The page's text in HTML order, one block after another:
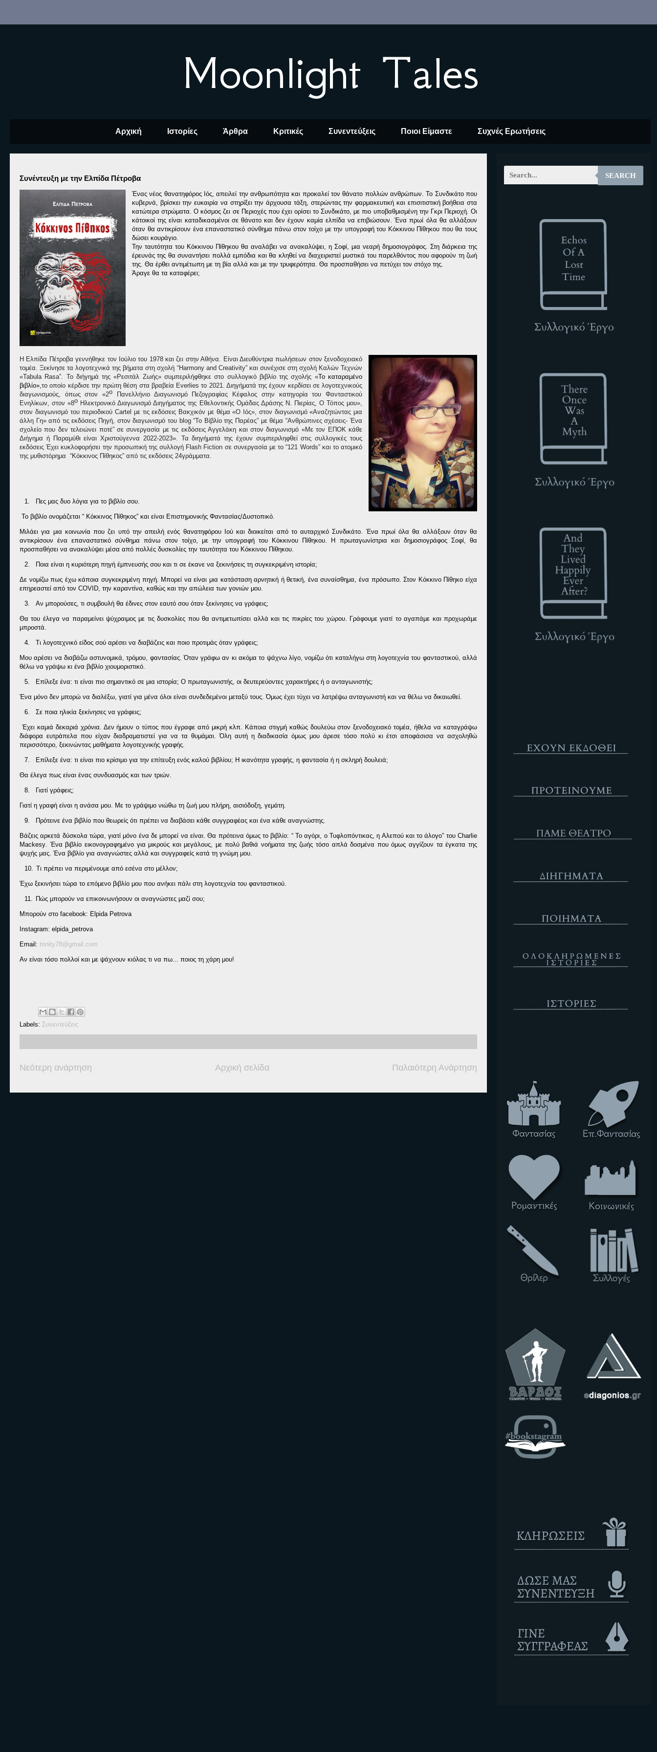
Moonlight Tales
Αρχική Ιστορίες Άρθρα Κριτικές Συνεντεύξεις Ποιοι Είμαστε Συχνές Ερωτήσεις
Συνέντευξη με την Ελπίδα Πέτροβα
Ένας νέος θανατηφόρος Ιός, απειλεί την ανθρωπότητα και προκαλεί τον θάνατο πολλών ανθρώπων. Το Συνδικάτο που
κυβερνά, βρίσκει την ευκαιρία να στηρίξει την άρχουσα τάξη, στερώντας την φαρμακευτική και επισιτιστική βοήθεια στα
κατώτερα στρώματα. Ο κόσμος ζει σε Περιοχές που έχει ορίσει το Συνδικάτο, με πιο υποβαθμισμένη την Γκρι Περιοχή. Οι
κάτοικοί της είναι καταδικασμένοι σε θάνατο και δεν έχουν καμία ελπίδα να επιβιώσουν. Ένα πρωί όλα θα αλλάξουν
όταν θα αντικρίσουν ένα επαναστατικό σύνθημα πάνω στον τοίχο με την υπογραφή του Κόκκινου Πίθηκου που θα τους
δώσει κουράγιο.
Την ταυτότητα του Κόκκινου Πίθηκου θα αναλάβει να ανακαλύψει, η Σοφί, μια νεαρή δημοσιογράφος. Στη διάρκεια της
έρευνάς της θα συναντήσει πολλά εμπόδια και θα κληθεί να διαχειριστεί μυστικά του παρελθόντος που αφορούν τη ζωή
της. Θα έρθει αντιμέτωπη με τη βία αλλά και με την τρυφερότητα. Θα προσπαθήσει να πετύχει τον στόχο της.
Άραγε θα τα καταφέρει;
Η Ελπίδα Πέτροβα γεννήθηκε τον Ιούλιο του 1978 και ζει στην Αθήνα. Είναι Διευθύντρια πωλήσεων στον ξενοδοχειακό
τομέα. Ξεκίνησε τα λογοτεχνικά της βήματα στη σχολή “Harmony and Creativity” και συνέχισε στη σχολή Καλών Τεχνών
«Tabula Rasa”. Το διήγημά της «Ρεσιτάλ Ζωής» συμπεριλήφθηκε στο συλλογικό βιβλίο της σχολής «Το καταραμένο
βιβλίο»,το οποίο κέρδισε την πρώτη θέση στα βραβεία Everliesτο 2021. Διηγήματά της έχουν κερδίσει σε λογοτεχνικούς
διαγωνισμούς, όπως στον «2ο
Πανελλήνιο Διαγωνισμό Πεζογραφίας Κέφαλος στην κατηγορία του Φανταστικού
Ενηλίκων, στον «8ο Ηλεκτρονικό Διαγωνισμό Διηγήματος της Εθελοντικής Ομάδας Δράσης Ν. Πιερίας, Ο Τόπος μου»,
στον διαγωνισμό του περιοδικού Cartel με τις εκδόσεις Βακχικόν με θέμα «O I ός», στον διαγωνισμό «Αναζητώντας μια
άλλη Γη» από τις εκδόσεις Πηγή, στον διαγωνισμό του blog“Το Βίβλίο της Παρέας” με θέμα “Ανθρώπινες σχέσεις- Ένα
σχολείο που δεν τελειώνει ποτέ” σε συνεργασία με τις εκδόσεις Αγγελάκη και στον διαγωνισμό «Με τον ΕΠΟΚ κάθε
Διήγημα ή Παραμύθι είναι Χριστούγεννα 2022-2023». Τα διηγήματά της έχουν συμπεριληφθεί στις συλλογικές τους
εκδόσεις Έχει κυκλοφορήσει την προσωπική της συλλογή Flash Fiction σε συνεργασία με το “121 Words” και το ατομικό
της μυθιστόρημα “Κόκκινος Πίθηκος” από τις εκδόσεις 24γράμματα.
1. Πες μας δυο λόγια για το βιβλίο σου.
Το βιβλίο ονομάζεται “ Κόκκινος Πίθηκος” και είναι Επιστημονικής Φαντασίας/Δυστοπικό.
Μιλάει για μια κοινωνία που ζει υπό την απειλή ενός θανατηφόρου Ιού και διοικείται από το αυταρχικό Συνδικάτο. Ένα πρωί όλα θα αλλάξουν όταν θα
αντικρίσουν ένα επαναστατικό σύνθημα πάνω στον τοίχο, με την υπογραφή του Κόκκινου Πίθηκου. Η πρωταγωνίστρια και δημοσιογράφος Σοφί, θα
προσπαθήσει να ανακαλύψει μέσα από πολλές δυσκολίες την ταυτότητα του Κόκκινου Πίθηκου.
2. Ποια είναι η κυριότερη πηγή έμπνευσής σου και τι σε έκανε να ξεκινήσεις τη συγκεκριμένη ιστορία;
Δε νομίζω πως έχω κάποια συγκεκριμένη πηγή. Μπορεί να είναι μια κατάσταση αρνητική ή θετική, ένα συναίσθημα, ένα πρόσωπο. Στον Κόκκινο Πίθηκο είχα
επηρεαστεί από τον COVID, την καραντίνα, καθώς και την απώλεια των γονιών μου.
3. Αν μπορούσες, τι συμβουλή θα έδινες στον εαυτό σου όταν ξεκίνησες να γράφεις;
Θα του έλεγα να παραμείνει ψύχραιμος με τις δυσκολίες που θα αντιμετωπίσει αλλά και τις πικρίες του χώρου. Γράφουμε γιατί το αγαπάμε και προχωράμε
μπροστά.
4. Τι λογοτεχνικό είδος σού αρέσει να διαβάζεις και ποιο προτιμάς όταν γράφεις;
Μου αρέσει να διαβάζω αστυνομικά, τρόμου, φαντασίας. Όταν γράφω αν κι ακόμα το ψάχνω λίγο, νομίζω ότι καταλήγω στη λογοτεχνία του φανταστικού, αλλά
θέλω να γράψω κι ένα βιβλίο χιουμοριστικό.
5. Επίλεξε ένα: τι είναι πιο σημαντικό σε μια ιστορία; Ο πρωταγωνιστής, οι δευτερεύοντες χαρακτήρες ή ο ανταγωνιστής;
Ένα μόνο δεν μπορώ να διαλέξω, γιατί για μένα όλοι είναι συνδεδεμένοι μεταξύ τους. Όμως έχει τύχει να λατρέψω ανταγωνιστή και να θέλω να δικαιωθεί.
6. Σε ποια ηλικία ξεκίνησες να γράφεις;
Έχει καμιά δεκαριά χρόνια. Δεν ήμουν ο τύπος που έγραφε από μικρή κλπ. Κάποια στιγμή καθώς δουλεύω στον ξενοδοχειακό τομέα, ήθελα να καταγράψω
διάφορα ευτράπελα που είχαν διαδραματιστεί για να τα θυμάμαι. Όλη αυτή η διαδικασία όμως μου άρεσε τόσο πολύ κι έτσι αποφάσισα να ασχοληθώ
περισσότερο, ξεκινώντας μαθήματα λογοτεχνικής γραφής.
7. Επίλεξε ένα: τι είναι πιο κρίσιμο για την επίτευξη ενός καλού βιβλίου; Η ικανότητα γραφής, η φαντασία ή η σκληρή δουλειά;
Θα έλεγα πως είναι ένας συνδυασμός και των τριών.
8. Γιατί γράφεις;
Γιατί η γραφή είναι η ανάσα μου. Με το γράψιμο νιώθω τη ζωή μου πλήρη, αισιόδοξη, γεμάτη.
9. Πρότεινε ένα βιβλίο που θεωρείς ότι πρέπει να διαβάσει κάθε συγγραφέας και ένα κάθε αναγνώστης.
Βάζεις αρκετά δύσκολα τώρα, γιατί μόνο ένα δε μπορεί να είναι. Θα πρότεινα όμως το βιβλίο: “ Το αγόρι, ο Τυφλοπόντικας, η Αλεπού και το άλογο” του Charlie
Mackesy. Ένα βιβλίο εικονογραφημένο για μικρούς και μεγάλους, με πολύ βαθιά νοήματα της ζωής τόσο απλά δοσμένα που όμως αγγίζουν τα έγκατα της
ψυχής μας. Ένα βιβλίο για αναγνώστες αλλά και συγγραφείς κατά τη γνώμη μου.
10. Τι πρέπει να περιμένουμε από εσένα στο μέλλον;
Έχω ξεκινήσει τώρα το επόμενο βιβλίο μου που ανήκει πάλι στη λογοτεχνία του φανταστικού.
11. Πώς μπορούν να επικοινωνήσουν οι αναγνώστες μαζί σου;
Μπορούν στο facebook: Elpida Petrova
nstagram: elpida_ petrova
Email: trinity78@gmail.com
Αν είναι τόσο πολλοί και με ψάχνουν κιόλας τι να πω... ποιος τη χάρη μου!
Labels: Συνεντεύξεις
Νεότερη ανάρτηση Παλαιότερη Ανάρτηση
Αρχική σελίδα
SEARCH